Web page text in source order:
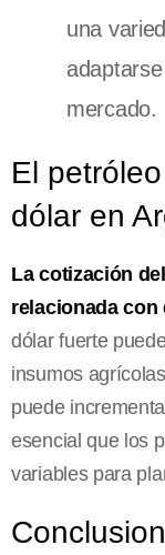
una
mercado.
El
dólar en
La cotización
relacionada con
dólar fuerte
insumos
puede
esencial que los
variables para